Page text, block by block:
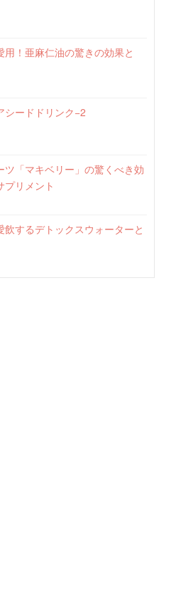
用！亜麻仁油の驚きの効果と
シードドリンク−2
ツ「マキベリー」の驚くべき効
プリメント
飲するデトックスウォーターと